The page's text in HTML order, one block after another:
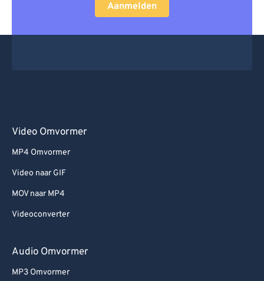
Aanmelden
Video Omvormer
MP4 Omvormer
Video naar GIF
MOV naar MP4
Videoconverter
Audio Omvormer
MP3 Omvormer